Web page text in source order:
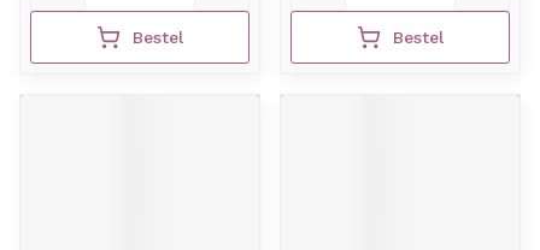
Bestel Bestel